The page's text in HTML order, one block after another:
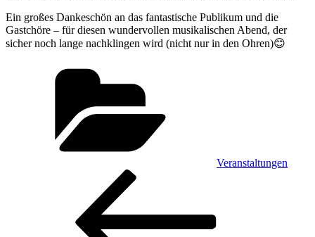
Ein großes Dankeschön an das fantastische Publikum und die
Gastchöre – für diesen wundervollen musikalischen Abend, der
sicher noch lange nachklingen wird (nicht nur in den Ohren)😊
Veranstaltungen
Beitragsnavigation